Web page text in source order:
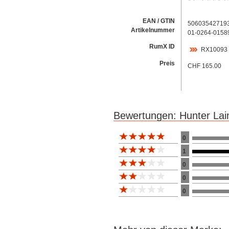
EAN / GTIN
Artikelnummer
01-0264-
RumX ID
RX10093
Preis
CHF 165.00
Bewertungen: Hunter
Bewertung 10
0
1
0
0
0